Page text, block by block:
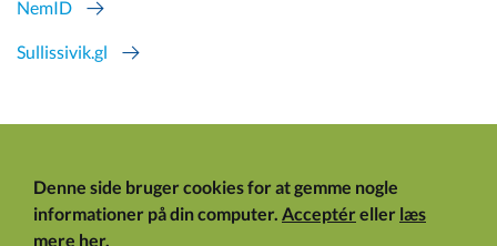
NemID
Sullissivik.gl
Denne side bruger cookies for at gemme nogle
informationer på din computer. Acceptéreller læs
mere her.